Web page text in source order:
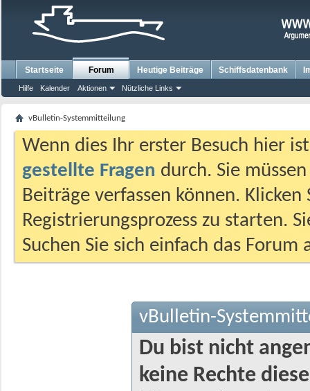
Startseite Forum
Hilfe Kalender Aktionen Nützliche Links
Heutige Beiträge Schiffsdatenbank
vBulletin-Systemmitteilung
Wenn dies Ihr erster Besuch hier
gestellte Fragen durch. Sie
Beiträge verfassen können.
Registrierungsprozess zu starten.
Suchen Sie sich einfach das
vBulletin-
Du bist nicht
keine Rechte